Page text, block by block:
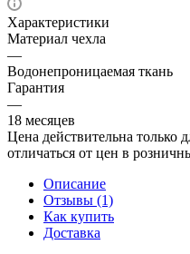
Характеристики
Материал чехла
—
Водонепроницаемая ткань
Гарантия
—
18 месяцев
Цена действительна только
отличаться от цен в
Описание
Отзывы (1)
Как купить
Доставка